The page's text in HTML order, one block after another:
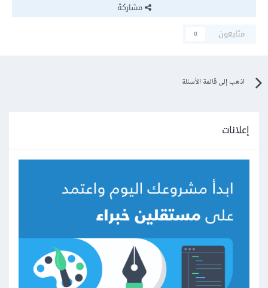
مشاركة
متابعون
0
اذهب إلى قائمة الأسئلة
إعلانات